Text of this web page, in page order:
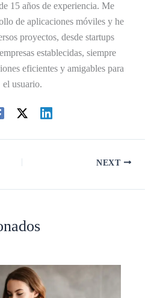
15 años de experiencia. Me
de aplicaciones móviles y he
proyectos, desde startups
establecidas, siempre
eficientes y amigables para
el usuario.
NEXT